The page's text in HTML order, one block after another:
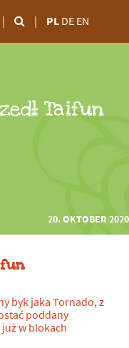
18:00
| | PL DE EN
Taifun
20. OKTOBER 2020
byk jaka Tornado, z
poddany
w blokach